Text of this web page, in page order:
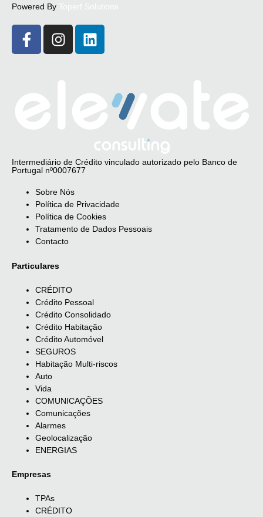
Powered By
Intermediário de Crédito vinculado autorizado pelo Banco de
Portugal nº0007677
Sobre Nós
Política de Privacidade
Política de Cookies
Tratamento de Dados Pessoais
Contacto
Particulares
CRÉDITO
Crédito Pessoal
Crédito Consolidado
Crédito Habitação
Crédito Automóvel
SEGUROS
Habitação Multi-riscos
Auto
Vida
COMUNICAÇÕES
Comunicações
Alarmes
Geolocalização
ENERGIAS
Empresas
TPAs
CRÉDITO